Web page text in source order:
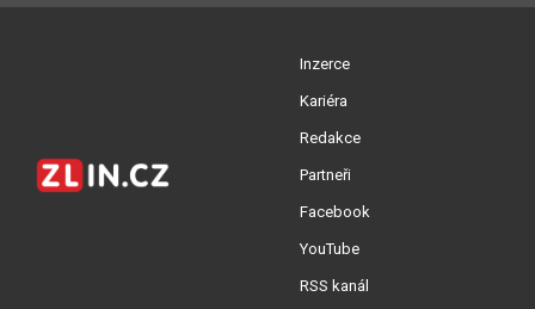
Inzerce
Kariéra
Redakce
Partneři
Facebook
YouTube
RSS kanál